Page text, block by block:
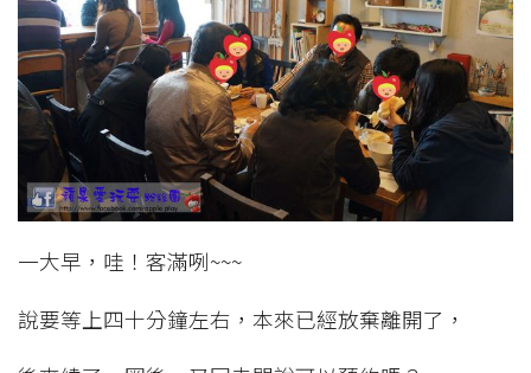
一大早，哇！客滿咧~~~
說要等上四十分鐘左右，本來已經放棄離開了，